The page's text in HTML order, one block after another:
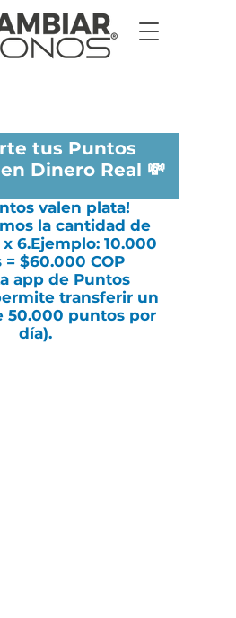
tus Puntos
Dinero Real 💸
valen plata!
la cantidad de
6.Ejemplo: 10.000
$60.000 COP
app de Puntos
transferir un
50.000 puntos por
día).